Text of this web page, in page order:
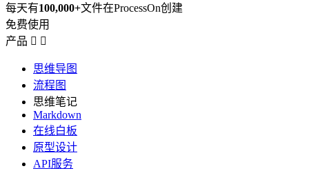
每天有100,000+文件在ProcessOn创建
免费使用
产品  
思维导图
流程图
思维笔记
Markdown
在线白板
原型设计
API服务